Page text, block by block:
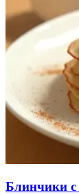
Блинчики